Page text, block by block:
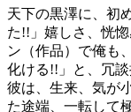
天下の黒澤に、初
た!!」嬉しさ、恍
ン（作品）で俺も
化ける!!」と、冗
彼は、生来、気が
た途端、一転して